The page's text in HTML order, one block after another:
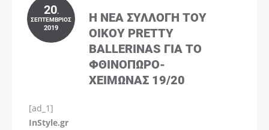
20.
ΣΕΠΤΈΜΒΡΙΟΣ
2019
Η ΝΈΑ ΣΥΛΛΟΓΉ ΤΟΥ
ΟΊΚΟΥ PRETTY
BALLERINAS ΓΙΑ ΤΟ
ΦΘΙΝΌΠΩΡΟ-
ΧΕΙΜΏΝΑΣ 19/20
[ad_1]
InStyle.gr